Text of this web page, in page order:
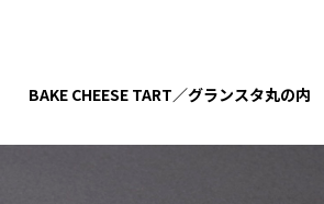
BAKE CHEESE TART／グランスタ丸の